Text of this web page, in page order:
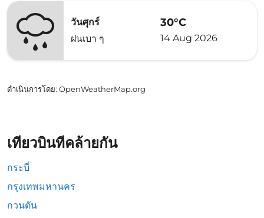
วันศุกร์
ฝนเบา ๆ
30°C
14 Aug 2026
ดำเนินการโดย: OpenWeatherMap.org
เที่ยวบินที่คล้ายกัน
กระบี่
กรุงเทพมหานคร
กวนตัน